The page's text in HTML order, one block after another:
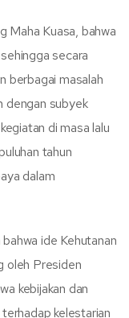
Maha Kuasa, bahwa
secara
berbagai masalah
dengan subyek
di masa lalu
tahun
dalam
ide Kehutanan
oleh Presiden
kebijakan dan
kelestarian